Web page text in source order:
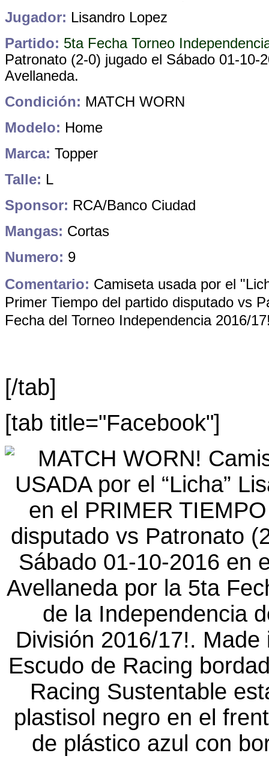
Jugador: Lisandro Lopez
Partido: 5ta Fecha Torneo
Patronato (2-0) jugado el Sábado 01-10-
Avellaneda.
Condición: MATCH WORN
Modelo: Home
Marca: Topper
Talle: L
Sponsor: RCA/Banco Ciudad
Mangas: Cortas
Numero: 9
Comentario: Camiseta usada por el
Primer Tiempo del partido disputado vs
Fecha del Torneo Independencia 2016/
[/tab]
[tab title="Facebook"]